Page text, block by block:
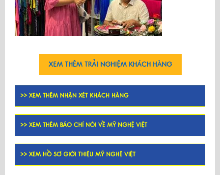
XEM THÊM TRẢI NGHIỆM KHÁCH HÀNG
>> XEM THÊM NHẬN XÉT KHÁCH HÀNG
>> XEM THÊM BÁO CHÍ NÓI VỀ MỸ NGHỆ VIỆT
>> XEM HỒ SƠ GIỚI THIỆU MỸ NGHỆ VIỆT